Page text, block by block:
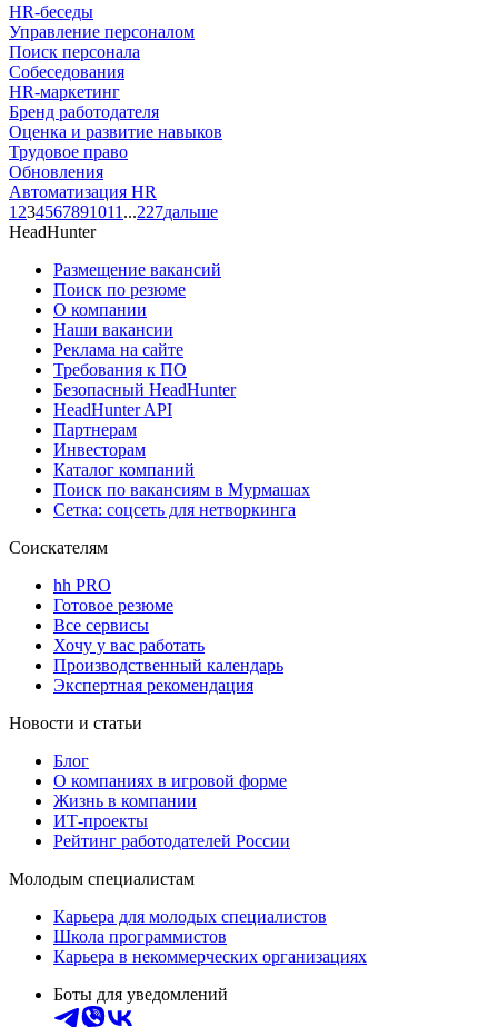
HR-беседы
Управление персоналом
Поиск персонала
Собеседования
HR-маркетинг
Бренд работодателя
Оценка и развитие навыков
Трудовое право
Обновления
Автоматизация HR
1 234567891011 ...227дальше
HeadHunter
Размещение вакансий
Поиск по резюме
О компании
Наши вакансии
Реклама на сайте
Требования к ПО
Безопасный HeadHunter
HeadHunter API
Партнерам
Инвесторам
Каталог компаний
Поиск по вакансиям в Мурмашах
Сетка: соцсеть для нетворкинга
Соискателям
hh PRO
Готовое резюме
Все сервисы
Хочу у вас работать
Производственный календарь
Экспертная рекомендация
Новости и статьи
Блог
О компаниях в игровой форме
Жизнь в компании
ИТ-проекты
Рейтинг работодателей России
Молодым специалистам
Карьера для молодых специалистов
Школа программистов
Карьера в некоммерческих организациях
Боты для уведомлений